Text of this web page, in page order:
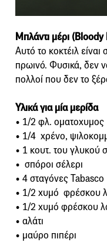
Μπλάντι μέρι
Αυτό το κοκτέιλ
πρωινό. Φυσικά, δεν
πολλοί που δεν το
Υλικά για μία μερίδα
• 1/2 φλ. οματοχυμος
• 1/4 χρένο,
• 1 κουτ. του γλυκού
• σπόροι σέλερι
• 4 σταγόνες Tabasco
• 1/2 χυμό φρέσκου
• 1/2 χυμό φρέσκου
• αλάτι
• μαύρο πιπέρι